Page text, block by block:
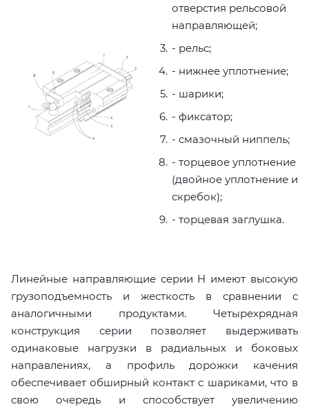
отверстия рельсовой
направляющей;
- рельс;
- нижнее уплотнение;
- шарики;
- фиксатор;
- смазочный ниппель;
- торцевое уплотнение
(двойное уплотнение и
скребок);
- торцевая заглушка.
Линейные направляющие серии H имеют высокую
грузоподъемность и жесткость в сравнении с
аналогичными продуктами. Четырехрядная
конструкция серии позволяет выдерживать
одинаковые нагрузки в радиальных и боковых
направлениях, а профиль дорожки качения
обеспечивает обширный контакт с шариками, что в
свою очередь и способствует увеличению